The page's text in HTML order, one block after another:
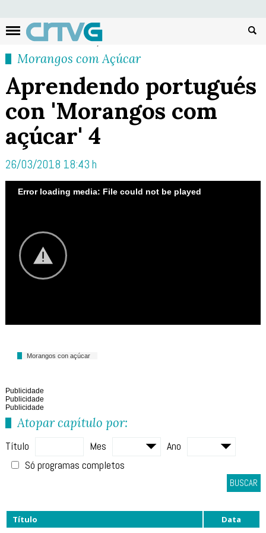
Morangos com Açúcar
Aprendendo portugués
con 'Morangos com
açúcar' 4
26/03/2018 18:43 h
Error loading media: File could not be played
Morangos con açúcar
Publicidade
Publicidade
Publicidade
Atopar capítulo por:
Título Mes
Ano
Só programas completos
BUSCAR
Título Data